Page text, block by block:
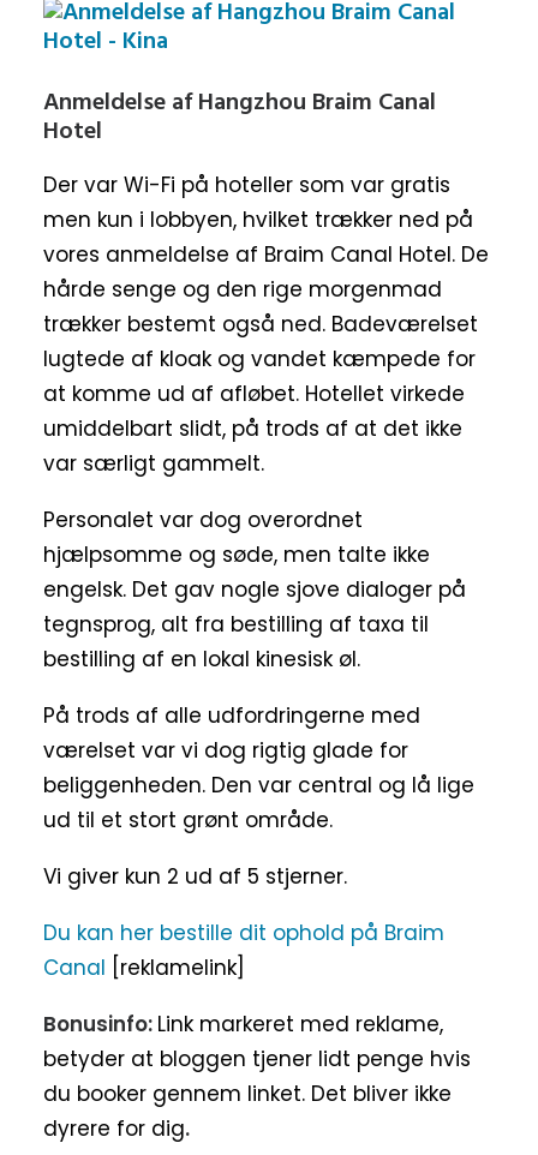
Anmeldelse af Hangzhou Braim Canal
Hotel
Der var Wi-Fi på hoteller som var gratis
men kun i lobbyen, hvilket trækker ned på
vores anmeldelse af Braim Canal Hotel. De
hårde senge og den rige morgenmad
trækker bestemt også ned. Badeværelset
lugtede af kloak og vandet kæmpede for
at komme ud af afløbet. Hotellet virkede
umiddelbart slidt, på trods af at det ikke
var særligt gammelt.
Personalet var dog overordnet
hjælpsomme og søde, men talte ikke
engelsk. Det gav nogle sjove dialoger på
tegnsprog, alt fra bestilling af taxa til
bestilling af en lokal kinesisk øl.
På trods af alle udfordringerne med
værelset var vi dog rigtig glade for
beliggenheden. Den var central og lå lige
ud til et stort grønt område.
Vi giver kun 2 ud af 5 stjerner.
Du kan her bestille dit ophold på Braim
Canal [reklamelink]
Bonusinfo: Link markeret med reklame,
betyder at bloggen tjener lidt penge hvis
du booker gennem linket. Det bliver ikke
dyrere for dig.